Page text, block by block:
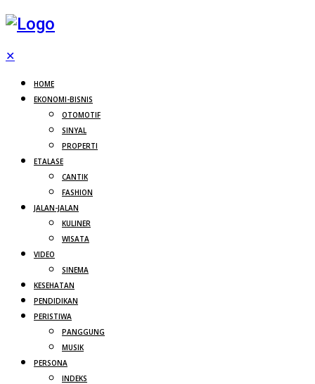
✕
HOME
EKONOMI-BISNIS
OTOMOTIF
SINYAL
PROPERTI
ETALASE
CANTIK
FASHION
JALAN-JALAN
KULINER
WISATA
VIDEO
SINEMA
KESEHATAN
PENDIDIKAN
PERISTIWA
PANGGUNG
MUSIK
PERSONA
INDEKS